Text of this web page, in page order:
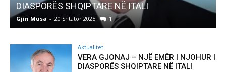
NË ITALI
2025 1
Pregaditi Gjin
Aktualitet
VERA GJONAJ – NJË EMËR I NJOHUR I
DIASPORËS SHQIPTARE NË ITALI